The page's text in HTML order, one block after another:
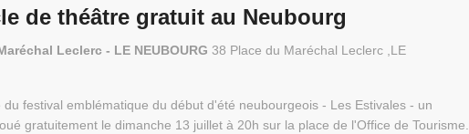
de théâtre gratuit au Neubourg
Leclerc - LE NEUBOURG38 Place du Maréchal Leclerc ,LE
du festival emblématique du début d'été neubourgeois - Les Estivales - un
gratuitement le dimanche 13 juillet à 20h sur la place de l'Office de Tourisme.